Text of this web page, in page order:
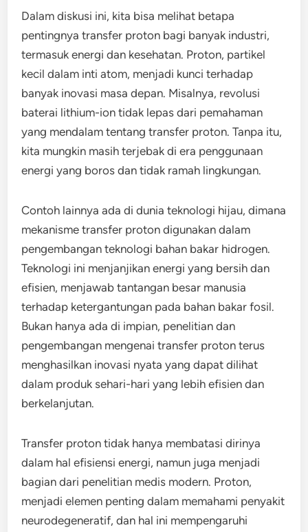
Dalam diskusi ini, kita bisa melihat betapa
pentingnya transfer proton bagi banyak industri,
termasuk energi dan kesehatan. Proton, partikel
kecil dalam inti atom, menjadi kunci terhadap
banyak inovasi masa depan. Misalnya, revolusi
baterai lithium-ion tidak lepas dari pemahaman
yang mendalam tentang transfer proton. Tanpa itu,
kita mungkin masih terjebak di era penggunaan
energi yang boros dan tidak ramah lingkungan.
Contoh lainnya ada di dunia teknologi hijau, dimana
mekanisme transfer proton digunakan dalam
pengembangan teknologi bahan bakar hidrogen.
Teknologi ini menjanjikan energi yang bersih dan
efisien, menjawab tantangan besar manusia
terhadap ketergantungan pada bahan bakar fosil.
Bukan hanya ada di impian, penelitian dan
pengembangan mengenai transfer proton terus
menghasilkan inovasi nyata yang dapat dilihat
dalam produk sehari-hari yang lebih efisien dan
berkelanjutan.
Transfer proton tidak hanya membatasi dirinya
dalam hal efisiensi energi, namun juga menjadi
bagian dari penelitian medis modern. Proton,
menjadi elemen penting dalam memahami penyakit
neurodegeneratif, dan hal ini mempengaruhi